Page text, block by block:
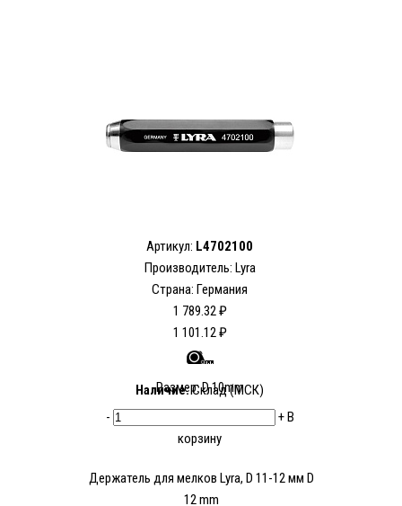
Артикул: L4702100
Производитель: Lyra
Страна: Германия
1 789.32 ₽
1 101.12 ₽
Размер: D 10mm
Наличие:Склад (МСК)
-
+В
корзину
Держатель для мелков Lyra, D 11-12 мм D
12 mm